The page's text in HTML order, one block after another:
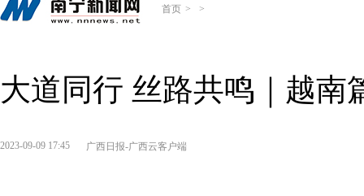
首页 > >
大道同行 丝路共鸣｜越南
2023-09-09 17:45 广西日报-广西云客户端